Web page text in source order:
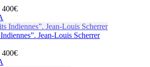
400€
Jean-Louis Scherrer
400€